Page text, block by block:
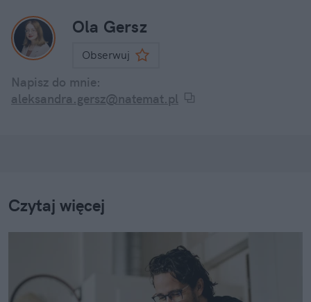
Ola Gersz
Obserwuj
Napisz do mnie:
aleksandra.gersz@natemat.pl
Czytaj więcej